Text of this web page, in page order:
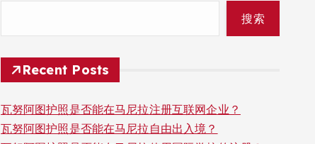
搜索
Recent Posts
瓦努阿图护照是否能在马尼拉注册互联网企业？
瓦努阿图护照是否能在马尼拉自由出入境？